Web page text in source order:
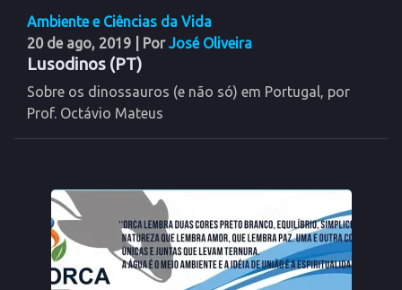
Ambiente e Ciências da Vida
20 de ago, 2019
| PorJosé Oliveira
Lusodinos (PT)
Sobre os dinossauros (e não só) em Portugal, por
Prof. Octávio Mateus